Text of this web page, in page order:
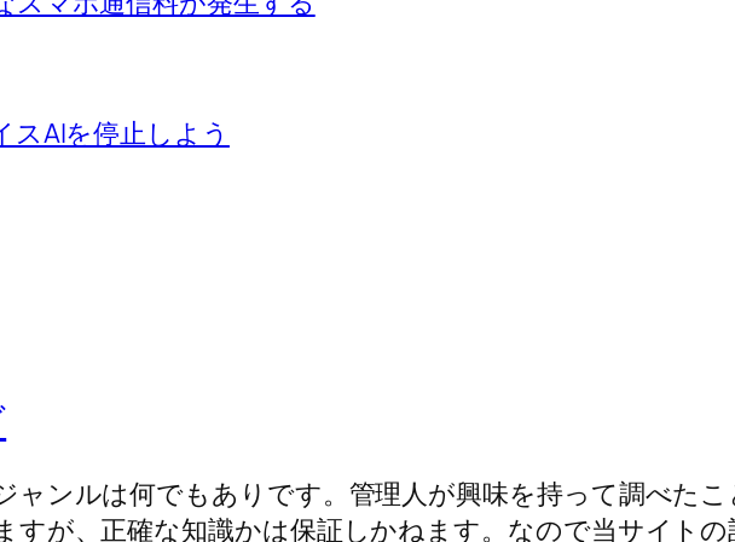
AIを停止しよう
ャンルは何でもありです。管理人が興味を持って調べた
すが、正確な知識かは保証しかねます。なので当サイト